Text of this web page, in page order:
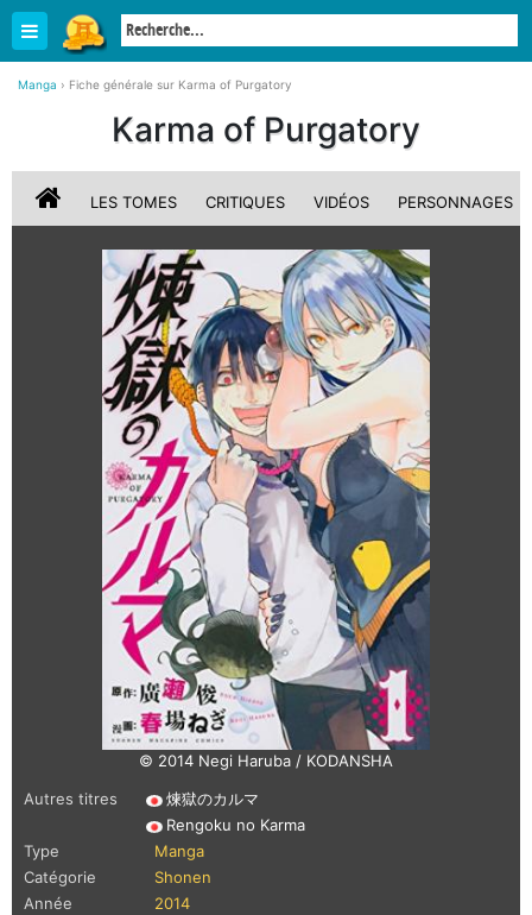
Manga › Fiche générale sur Karma of Purgatory
Karma of Purgatory
LES TOMES CRITIQUES VIDÉOS PERSONNAGES
© 2014 Negi Haruba / KODANSHA
Autres titres
煉獄のカルマ
Rengoku no Karma
Type
Manga
Catégorie
Shonen
Année
2014